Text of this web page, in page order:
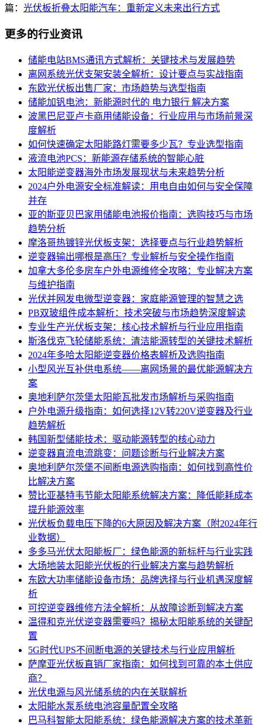
篇： 光伏板折叠太阳能汽车：重新定义未来出行方式
更多的行业资讯
储能电站BMS通讯方式解析：关键技术与发展趋势
离网系统光伏支架安装全解析：设计要点与实战指南
东欧光伏板出售厂家：市场趋势与选型指南
储能加钒电池：新能源时代的 电力银行 解决方案
波黑巴尼亚卢卡商用储能设备：行业应用与市场前景深
度解析
如何快速确定太阳能路灯需要多少瓦？专业选型指南
液流电池PCS：新能源存储系统的智能心脏
太阳能逆变器海外市场发展现状与未来趋势分析
2024户外电源安全标准解读：用电自由如何与安全保障
并存
亚的斯亚贝巴家用储能电池报价指南：选购技巧与市场
趋势分析
摩洛哥热镀锌光伏板支架：选择要点与行业趋势解析
逆变器输出哪根是高压？专业解析与安全操作指南
加拿大多伦多房车户外电源维修全攻略：专业解决方案
与维护指南
光伏并网发电微型逆变器：家庭能源管理的智慧之选
PB双玻组件成本解析：技术突破与市场趋势深度解读
专业生产光伏板支架：核心技术解析与行业应用指南
斯洛伐克飞轮储能系统：清洁能源转型的关键技术解析
2024年多哈太阳能逆变器价格表解析及选购指南
小型风光互补供电系统——离网场景的最优能源解决方
案
奥地利萨尔茨堡太阳能瓦批发市场解析与采购指南
户外电源升级指南：如何选择12V转220V逆变器及行业
趋势解析
韩国新型储能技术：驱动能源转型的核心动力
逆变器直流电流跳变：问题诊断与行业解决方案
奥地利萨尔茨堡不间断电源选购指南：如何找到高性价
比解决方案
赞比亚基特韦节能太阳能系统解决方案：降低能耗成本
提升能源效率
光伏板负载电压下降的6大原因及解决方案（附2024年行
业数据）
多多马光伏太阳能板厂：绿色能源的新标杆与行业实践
大场地装太阳能光伏板的行业解决方案与趋势解析
东欧大功率储能设备市场：品牌选择与行业机遇深度解
析
可控逆变器维修方法全解析：从故障诊断到解决方案
温得和克光伏逆变器需要吗？揭秘太阳能系统的关键配
置
5G时代UPS不间断电源的关键技术与行业应用解析
萨摩亚光伏板直销厂家指南：如何找到可靠的本土供应
商？
光伏电源与风光储系统的内在关联解析
太阳能水泵系统电池容量配置全攻略
巴马科智能太阳能系统：绿色能源解决方案的技术革新